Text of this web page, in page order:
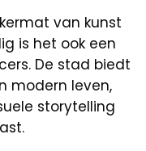
van kunst
is het ook een
De stad biedt
modern leven,
storytelling